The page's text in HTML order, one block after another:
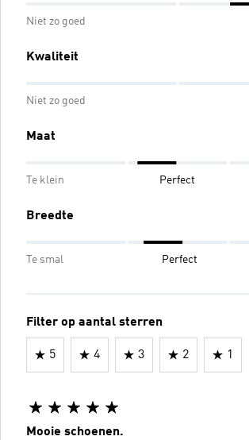
Niet zo goed
Kwaliteit
Niet zo goed
Maat
Te klein Perfect
Breedte
Te smal Perfect
Filter op aantal sterren
5 4 3 2 1
Mooie schoenen.